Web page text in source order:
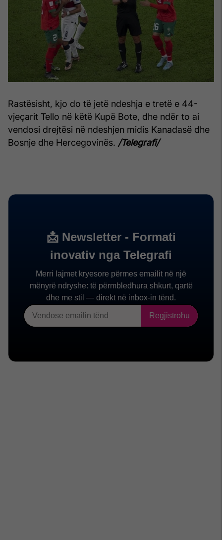
Rastësisht, kjo do të jetë ndeshja e tretë e 44-
vjeçarit Tello në këtë Kupë Bote, dhe ndër to ai
vendosi drejtësi në ndeshjen midis Kanadasë dhe
Bosnje dhe Hercegovinës. /Telegrafi/